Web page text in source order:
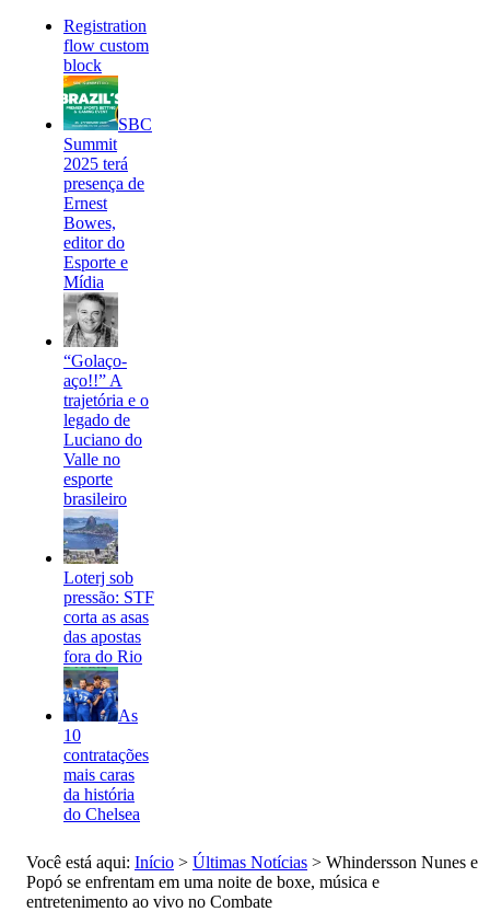
Registration
flow custom
block
SBC
Summit
2025 terá
presença de
Ernest
Bowes,
editor do
Esporte e
Mídia
“Golaço-
aço!!” A
trajetória e o
legado de
Luciano do
Valle no
esporte
brasileiro
Loterj sob
pressão: STF
corta as asas
das apostas
fora do Rio
As
10
contratações
mais caras
da história
do Chelsea
Você está aqui: Início > Últimas Notícias > Whindersson Nunes e
Popó se enfrentam em uma noite de boxe, música e
entretenimento ao vivo no Combate